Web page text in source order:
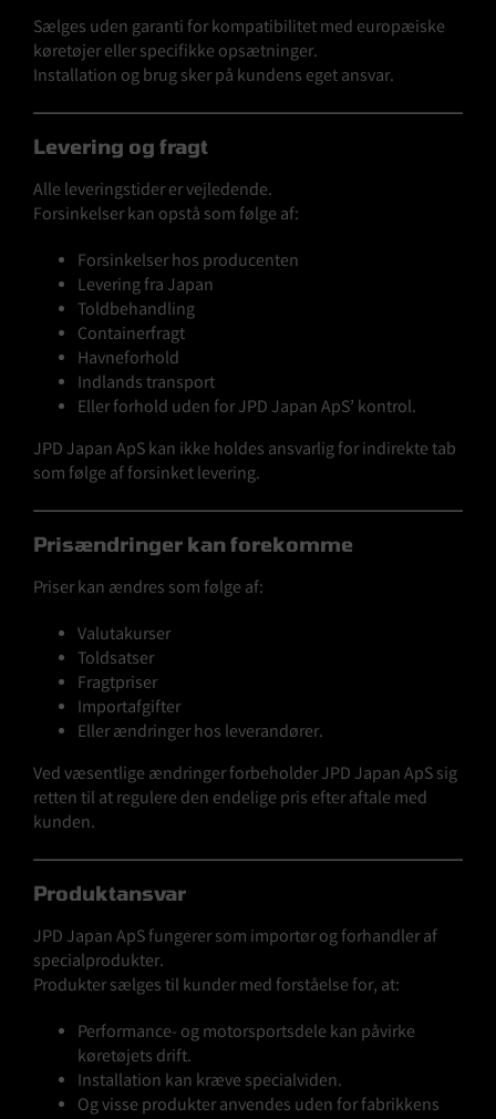
Sælges uden garanti for kompatibilitet med europæiske
køretøjer eller specifikke opsætninger.
Installation og brug sker på kundens eget ansvar.
Levering og fragt
Alle leveringstider er vejledende.
Forsinkelser kan opstå som følge af:
Forsinkelser hos producenten
Levering fra Japan
Toldbehandling
Containerfragt
Havneforhold
Indlands transport
Eller forhold uden for JPD Japan ApS’ kontrol.
JPD Japan ApS kan ikke holdes ansvarlig for indirekte tab
som følge af forsinket levering.
Prisændringer kan forekomme
Priser kan ændres som følge af:
Valutakurser
Toldsatser
Fragtpriser
Importafgifter
Eller ændringer hos leverandører.
Ved væsentlige ændringer forbeholder JPD Japan ApS sig
retten til at regulere den endelige pris efter aftale med
kunden.
Produktansvar
JPD Japan ApS fungerer som importør og forhandler af
specialprodukter.
Produkter sælges til kunder med forståelse for, at:
Performance- og motorsportsdele kan påvirke
køretøjets drift.
Installation kan kræve specialviden.
Og visse produkter anvendes uden for fabrikkens